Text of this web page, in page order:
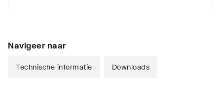
Navigeer naar
Technische informatie Downloads